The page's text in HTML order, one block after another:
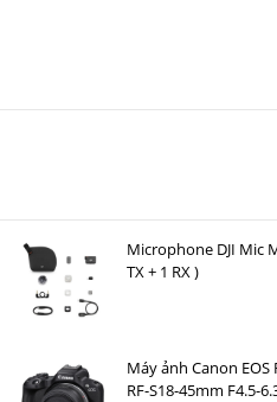
Microphone DJI Mic
TX + 1 RX )
Máy ảnh Canon EOS
RF-S18-45mm F4.5-